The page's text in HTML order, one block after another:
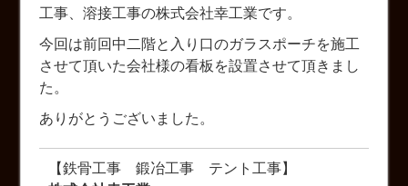
工事、溶接工事の株式会社幸工業です。
今回は前回中二階と入り口のガラスポーチを施工
させて頂いた会社様の看板を設置させて頂きまし
た。
ありがとうございました。
【鉄骨工事 鍛冶工事 テント工事】